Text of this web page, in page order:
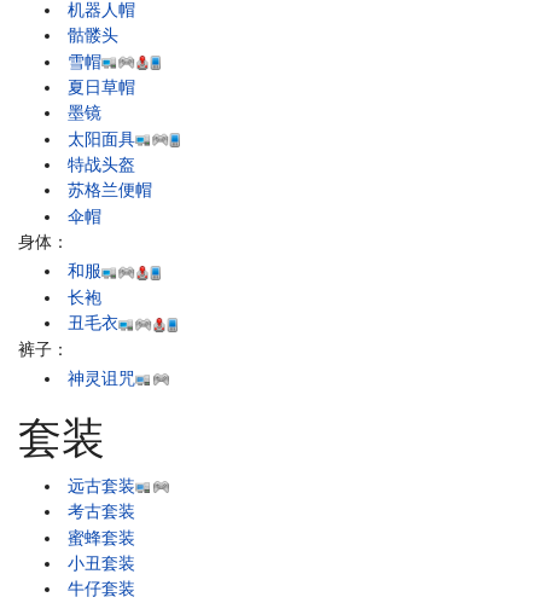
机器人帽
骷髅头
雪帽
夏日草帽
墨镜
太阳面具
特战头盔
苏格兰便帽
伞帽
身体：
和服
长袍
丑毛衣
裤子：
神灵诅咒
套装
远古套装
考古套装
蜜蜂套装
小丑套装
牛仔套装